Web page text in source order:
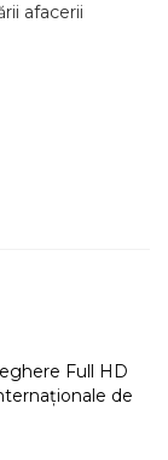
afacerii
Full HD
de